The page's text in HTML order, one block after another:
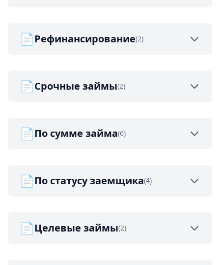
📄Рефинансирование(2)
📄Срочные займы(2)
📄По сумме займа(6)
📄По статусу заемщика(4)
📄Целевые займы(2)